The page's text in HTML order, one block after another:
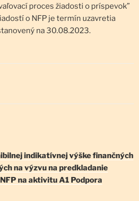
proces žiadosti o príspevok”
o NFP je termín uzavretia
na 30.08.2023.
indikatívnej výške finančných
na výzvu na predkladanie
na aktivitu A1 Podpora